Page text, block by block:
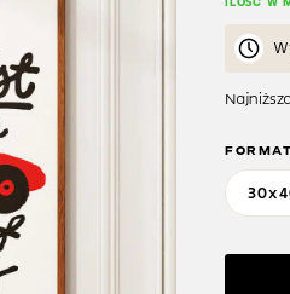
ILOŚĆ W
FORMAT